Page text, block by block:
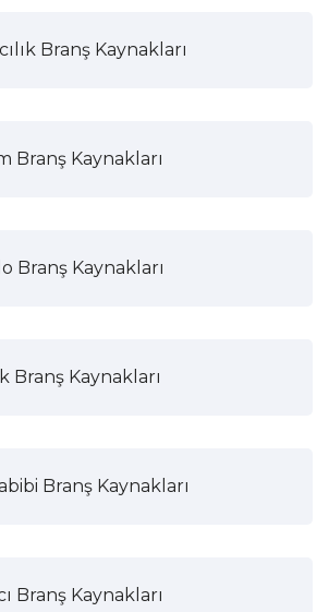
Branş Kaynakları
Branş Kaynakları
Branş Kaynakları
Branş Kaynakları
Branş Kaynakları
Branş Kaynakları